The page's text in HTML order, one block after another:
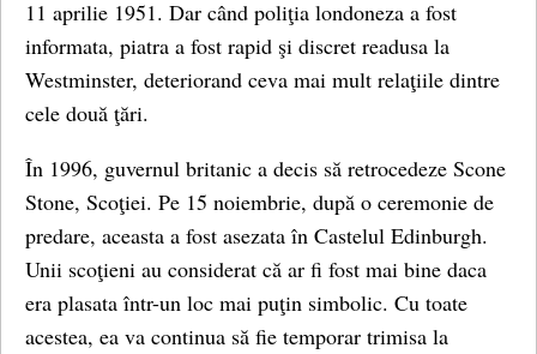
11 aprilie 1951. Dar când poliţia londoneza a fost
informata, piatra a fost rapid şi discret readusa la
Westminster, deteriorand ceva mai mult relaţiile dintre
cele două ţări.
În 1996, guvernul britanic a decis să retrocedeze Scone
Stone, Scoţiei. Pe 15 noiembrie, după o ceremonie de
predare, aceasta a fost asezata în Castelul Edinburgh.
Unii scoţieni au considerat că ar fi fost mai bine daca
era plasata într-un loc mai puţin simbolic. Cu toate
acestea, ea va continua să fie temporar trimisa la